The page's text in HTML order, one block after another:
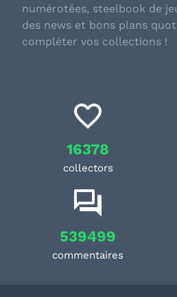
numérotées, steelbook de
des news et bons plans
compléter vos collections !
16378
collectors
539499
commentaires